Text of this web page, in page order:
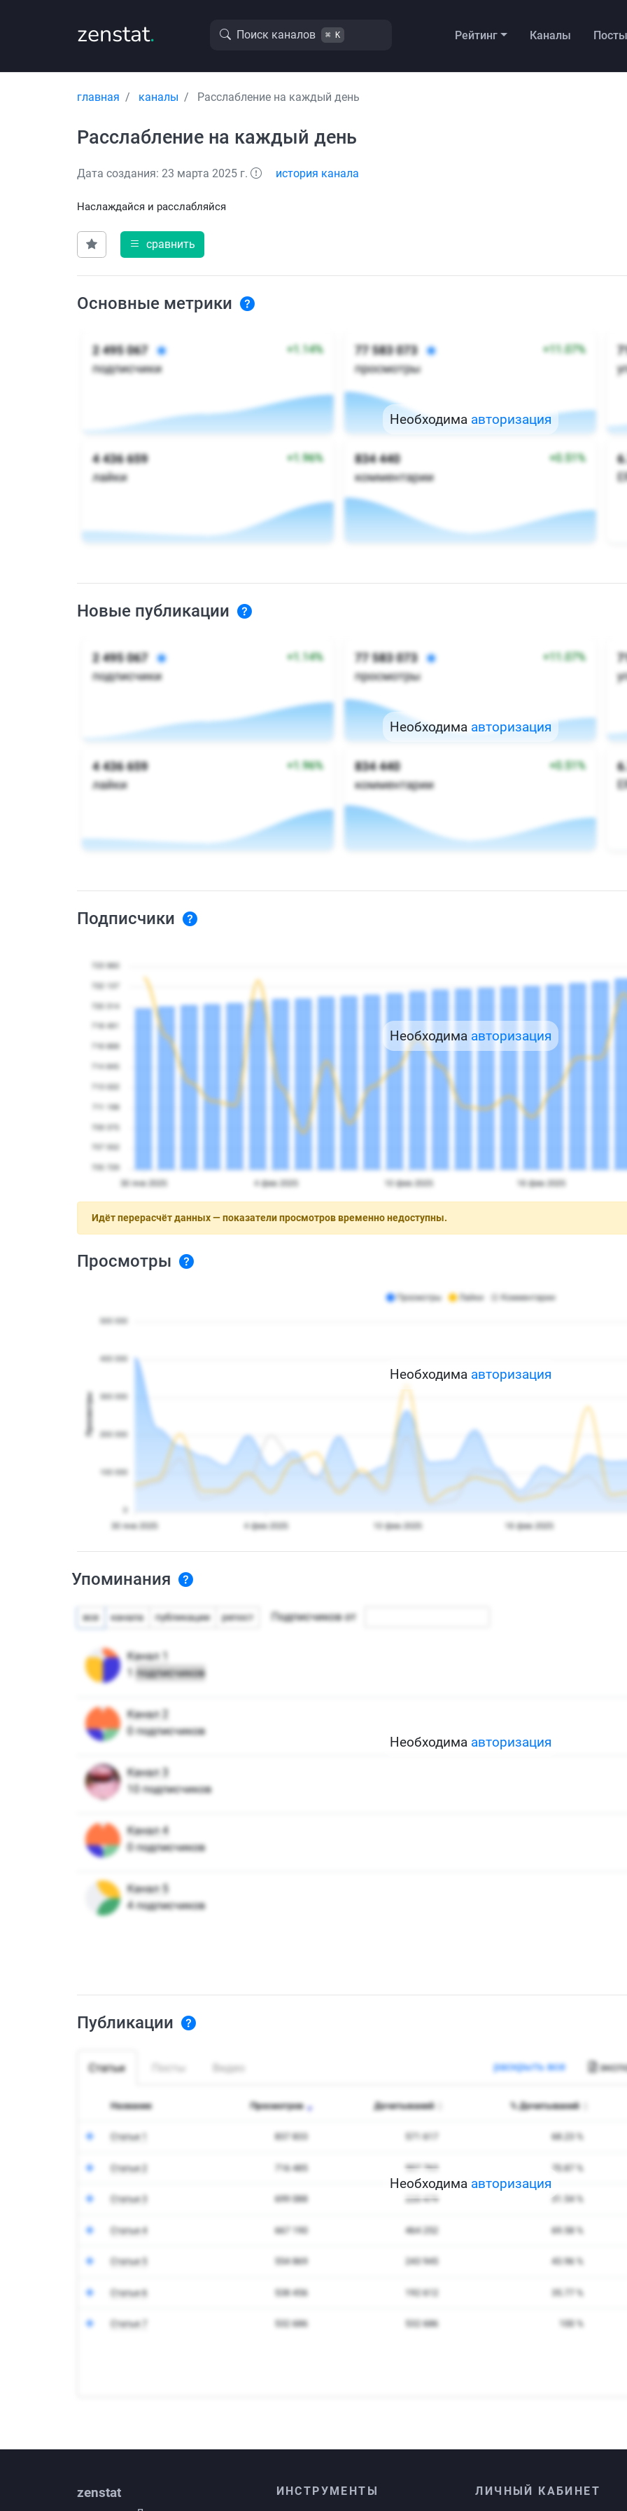
zenstat. Поиск каналов ⌘ K Рейтинг Каналы Посты
главная каналы Расслабление на каждый день
Расслабление на каждый день
Дата создания: 23 марта 2025 г. история канала
Наслаждайся и расслабляйся
сравнить
Основные метрики
Необходима авторизация
Новые публикации
Необходима авторизация
Подписчики
Необходима авторизация
Идёт перерасчёт данных — показатели просмотров временно недоступны.
Просмотры
Необходима авторизация
Упоминания
Необходима авторизация
Публикации
Необходима авторизация
zenstat ИНСТРУМЕНТЫ ЛИЧНЫЙ КАБИНЕТ